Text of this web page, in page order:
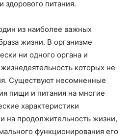
здорового питания.
из наиболее важных
жизни. В организме
ни одного органа и
которых не
Существуют несомненные
пищи и питания на многие
характеристики
на продолжительность жизни,
функционирования его